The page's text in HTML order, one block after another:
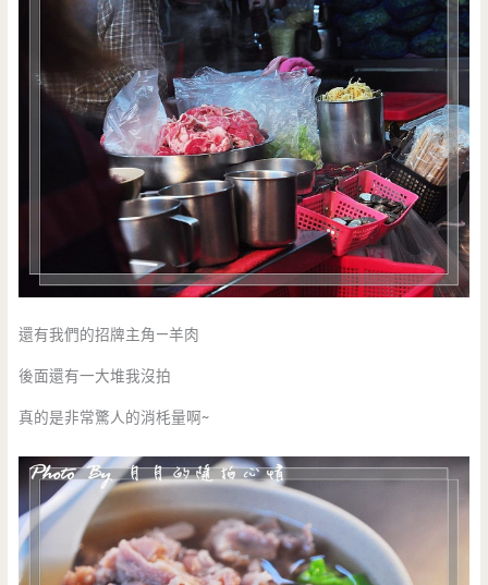
還有我們的招牌主角—羊肉
後面還有一大堆我沒拍
真的是非常驚人的消枆量啊~